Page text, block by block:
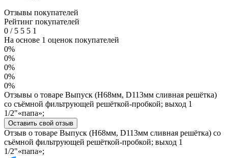
Отзывы покупателей
Рейтинг покупателей
0 /5 5 5 1
На основе 1 оценок покупателей
0%
0%
0%
0%
0%
Отзывы о товаре Выпуск (H68мм, D113мм сливная решётка)
со съёмной фильтрующей решёткой-пробкой; выход 1
1/2"«папа»;
Оставить свой отзыв
Отзыв о товаре Выпуск (H68мм, D113мм сливная решётка) со
съёмной фильтрующей решёткой-пробкой; выход 1
1/2"«папа»;